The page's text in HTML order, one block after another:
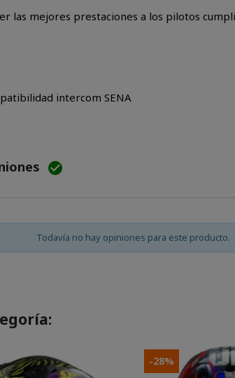
las mejores prestaciones a los pilotos
intercom SENA

Todavía no hay opiniones para este producto.
-28%